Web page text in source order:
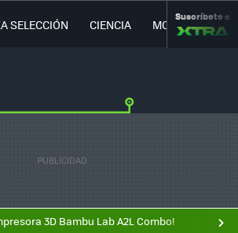
SELECCIÓN CIENCIA MOVILIDAD
Suscríbete a
3D Bambu Lab A2L Combo!